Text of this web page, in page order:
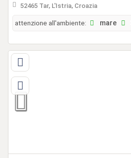
52465 Tar, L'Istria, Croazia
attenzione all'ambiente: mare